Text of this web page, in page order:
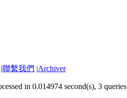
|聯繫我們 |Archiver
in 0.014974 second(s), 3 queries